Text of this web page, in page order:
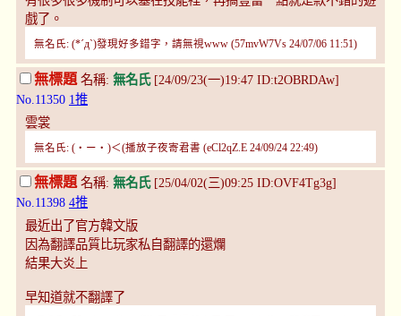
戲了。
無名氏: (*´д`)發現好多錯字，請無視www (57mvW7Vs 24/07/06 11:51)
無標題 名稱: 無名氏[24/09/23(一)19:47 ID:t2OBRDAw]
No.11350 1推
雲裳
無名氏: (・ー・)＜(播放子夜寄君書 (eCl2qZ.E 24/09/24 22:49)
無標題 名稱: 無名氏[25/04/02(三)09:25 ID:OVF4Tg3g]
No.11398 4推
最近出了官方韓文版
因為翻譯品質比玩家私自翻譯的還爛
結果大炎上
早知道就不翻譯了